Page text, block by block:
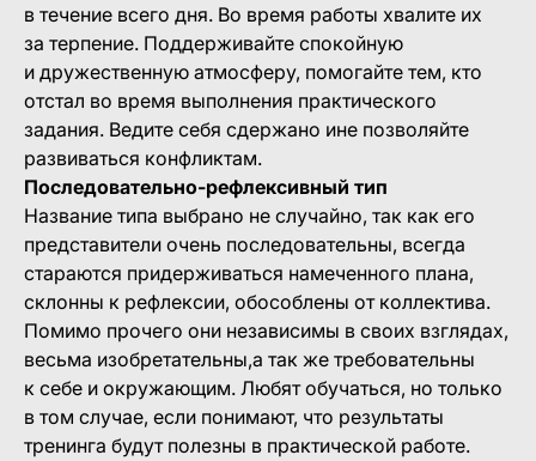
в течение всего дня. Во время работы хвалите их
за терпение. Поддерживайте спокойную
и дружественную атмосферу, помогайте тем, кто
отстал во время выполнения практического
задания. Ведите себя сдержано ине позволяйте
развиваться конфликтам.
Последовательно-рефлексивный тип
Название типа выбрано не случайно, так как его
представители очень последовательны, всегда
стараются придерживаться намеченного плана,
склонны к рефлексии, обособлены от коллектива.
Помимо прочего они независимы в своих взглядах,
весьма изобретательны,а так же требовательны
к себе и окружающим. Любят обучаться, но только
в том случае, если понимают, что результаты
тренинга будут полезны в практической работе.